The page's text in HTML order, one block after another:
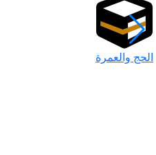
الحج والعمرة